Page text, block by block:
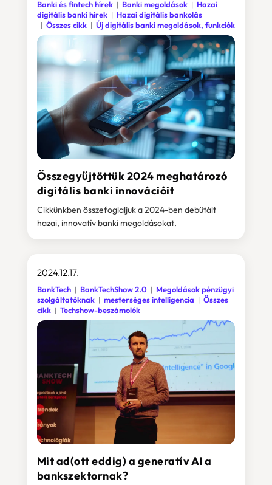
Összegyűjtöttük 2024 meghatározó
digitális banki innovációit
Banki és fintech hírek Banki megoldások
Hazai
digitális banki hírek
Hazai digitális bankolás
Összes cikk
Új digitális banki megoldások, funkciók
Cikkünkben összefoglaljuk a 2024-ben debütált
hazai, innovatív banki megoldásokat.
Mit ad(ott eddig) a generatív AI a
bankszektornak?
2024.12.17.
BankTech BankTechShow 2.0
Megoldások pénzügyi
szolgáltatóknak
mesterséges intelligencia
Összes
cikk
Techshow-beszámolók